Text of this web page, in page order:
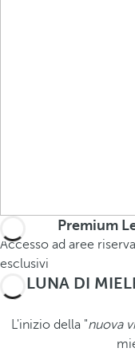
Premium
Accesso ad aree
esclusivi
LUNA DI
L'inizio della "nuova